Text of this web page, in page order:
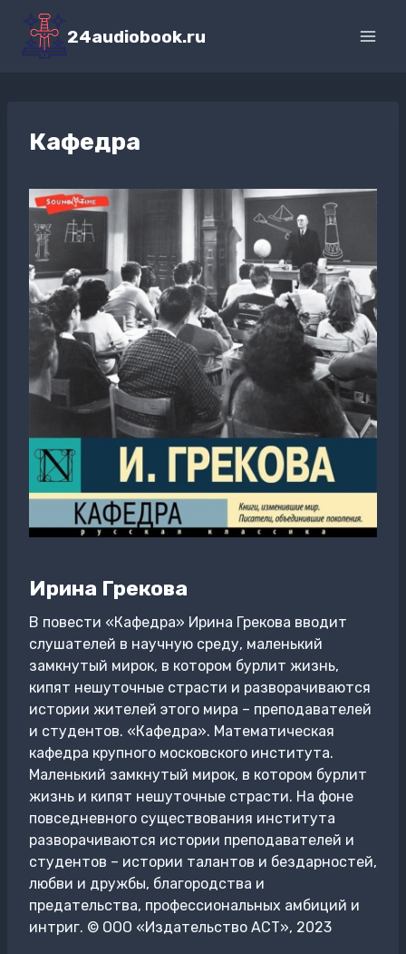
Перейти
содержимому
24audiobook.ru
Кафедра
Ирина Грекова
В повести «Кафедра» Ирина Грекова вводит
слушателей в научную среду, маленький
замкнутый мирок, в котором бурлит жизнь,
кипят нешуточные страсти и разворачиваются
истории жителей этого мира – преподавателей
и студентов. «Кафедра». Математическая
кафедра крупного московского института.
Маленький замкнутый мирок, в котором бурлит
жизнь и кипят нешуточные страсти. На фоне
повседневного существования института
разворачиваются истории преподавателей и
студентов – истории талантов и бездарностей,
любви и дружбы, благородства и
предательства, профессиональных амбиций и
интриг. © ООО «Издательство АСТ», 2023